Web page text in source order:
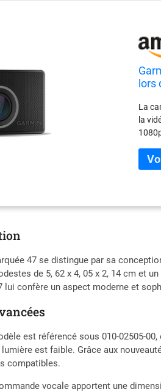
lors
La
la
pour
47 se distingue par sa
de 5, 62 x 4, 05 x 2, 14 cm et
lui confère un aspect moderne et
est référencé sous 010-02505-
est faible. Grâce aux
compatibles.
vocale apportent une